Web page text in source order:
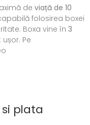
de viață de 10
folosirea boxei
Boxa vine în 3
ușor. Pe
plata